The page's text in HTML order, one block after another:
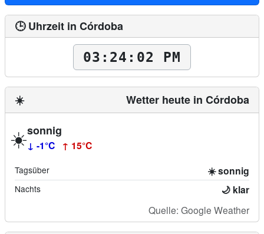
🕒 Uhrzeit in Córdoba
03:24:04 PM
☀️ Wetter heute in Córdoba
☀️sonnig
↓ -1°C ↑ 15°C
Tagsüber ☀️ sonnig
Nachts 🌙 klar
Quelle: Google Weather